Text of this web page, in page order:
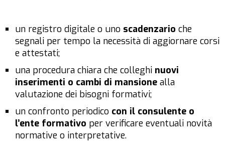
un registro digitale o uno scadenzario che
segnali per tempo la necessità di aggiornare corsi
e attestati;
una procedura chiara che colleghi nuovi
inserimenti o cambi di mansione alla
valutazione dei bisogni formativi;
un confronto periodico con il consulente o
l’ente formativo per verificare eventuali novità
normative o interpretative.